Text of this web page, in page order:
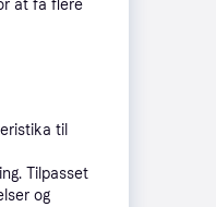
Købsgaranti
kr.
at få flere
til
Tilpasset
og